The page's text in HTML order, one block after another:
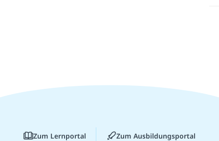
Zum Lernportal Zum Ausbildungsportal